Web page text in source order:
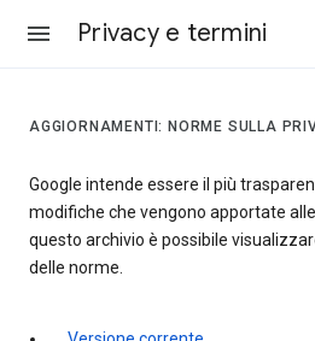
Privacy e termini
AGGIORNAMENTI: NORME SULLA
Google intende essere il più
modifiche che vengono apportate
questo archivio è possibile
delle norme.